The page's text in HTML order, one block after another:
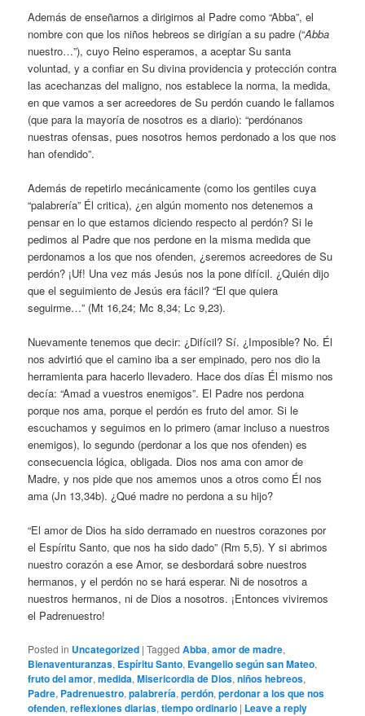
Además de enseñarnos a dirigirnos al Padre como “Abba”, el
nombre con que los niños hebreos se dirigían a su padre (“Abba
nuestro…”), cuyo Reino esperamos, a aceptar Su santa
voluntad, y a confiar en Su divina providencia y protección contra
las acechanzas del maligno, nos establece la norma, la medida,
en que vamos a ser acreedores de Su perdón cuando le fallamos
(que para la mayoría de nosotros es a diario): “perdónanos
nuestras ofensas, pues nosotros hemos perdonado a los que nos
han ofendido”.
Además de repetirlo mecánicamente (como los gentiles cuya
“palabrería” Él critica), ¿en algún momento nos detenemos a
pensar en lo que estamos diciendo respecto al perdón? Si le
pedimos al Padre que nos perdone en la misma medida que
perdonamos a los que nos ofenden, ¿seremos acreedores de Su
perdón? ¡Uf! Una vez más Jesús nos la pone difícil. ¿Quién dijo
que el seguimiento de Jesús era fácil? “El que quiera
seguirme…” (Mt 16,24; Mc 8,34; Lc 9,23).
Nuevamente tenemos que decir: ¿Difícil? Sí. ¿Imposible? No. Él
nos advirtió que el camino iba a ser empinado, pero nos dio la
herramienta para hacerlo llevadero. Hace dos días Él mismo nos
decía: “Amad a vuestros enemigos”. El Padre nos perdona
porque nos ama, porque el perdón es fruto del amor. Si le
escuchamos y seguimos en lo primero (amar incluso a nuestros
enemigos), lo segundo (perdonar a los que nos ofenden) es
consecuencia lógica, obligada. Dios nos ama con amor de
Madre, y nos pide que nos amemos unos a otros como Él nos
ama (Jn 13,34b). ¿Qué madre no perdona a su hijo?
“El amor de Dios ha sido derramado en nuestros corazones por
el Espíritu Santo, que nos ha sido dado” (Rm 5,5). Y si abrimos
nuestro corazón a ese Amor, se desbordará sobre nuestros
hermanos, y el perdón no se hará esperar. Ni de nosotros a
nuestros hermanos, ni de Dios a nosotros. ¡Entonces viviremos
el Padrenuestro!
Posted in Uncategorized |Tagged Abba,amor de madre,
Bienaventuranzas, Espíritu Santo, Evangelio según san Mateo,
fruto del amor,medida,Misericordia de Dios,niños hebreos,
Padre, Padrenuestro,palabrería,perdón,perdonar a los que nos
ofenden,reflexiones diarias,tiempo ordinario | Leave a reply